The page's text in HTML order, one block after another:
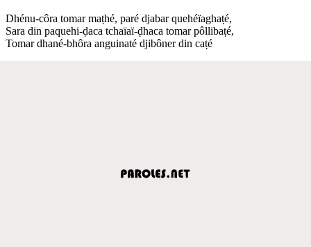
Dhénu-côra tomar maṭhé, paré djabar quehéïaghaṭé,
Sara din paquehi-ḍaca tchaïaï-ḍhaca tomar pôllibaṭé,
Tomar dhané-bhôra anguinaté djibôner din caṭé